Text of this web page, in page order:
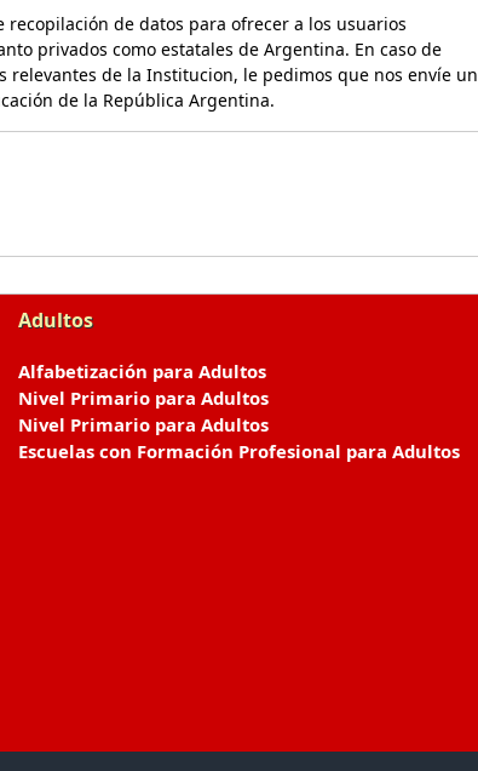
de datos para ofrecer a los usuarios
privados como estatales de Argentina. En caso de
de la Institucion, le pedimos que nos envíe un
de la República Argentina.
Adultos
Alfabetización para Adultos
Nivel Primario para Adultos
Nivel Primario para Adultos
Escuelas con Formación Profesional para Adultos